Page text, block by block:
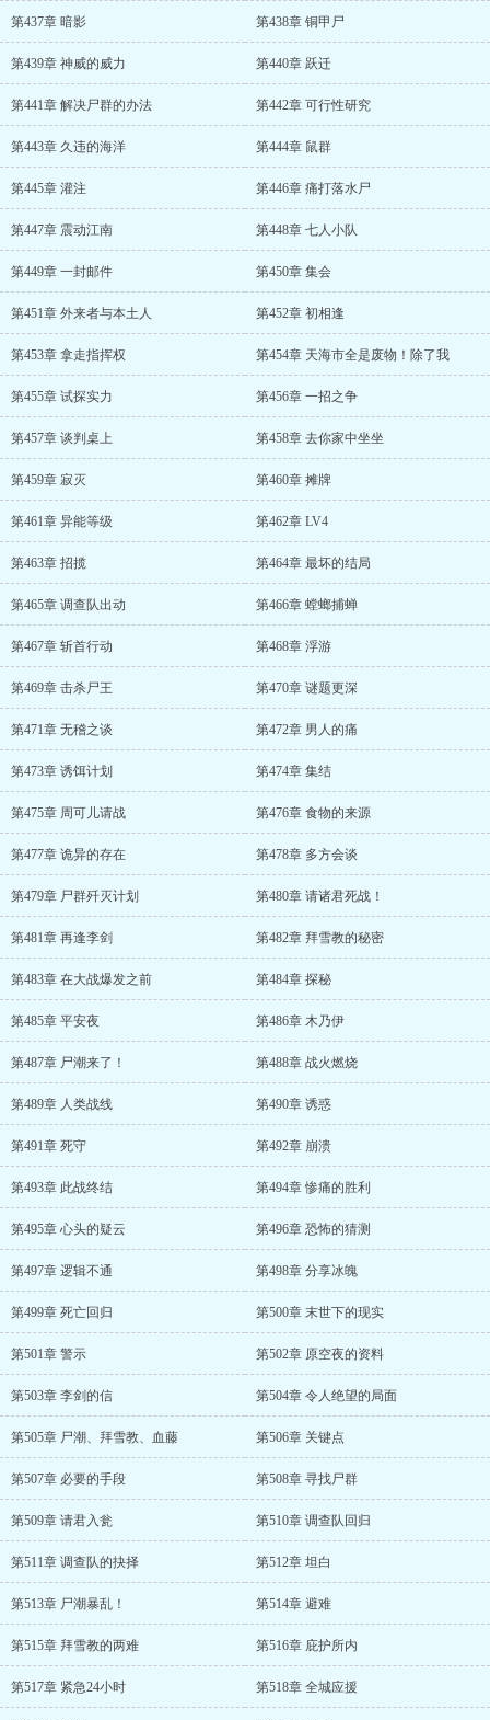
第437章 暗影 第438章 铜甲尸
第439章 神威的威力 第440章 跃迁
第441章 解决尸群的办法 第442章 可行性研究
第443章 久违的海洋 第444章 鼠群
第445章 灌注 第446章 痛打落水尸
第447章 震动江南 第448章 七人小队
第449章 一封邮件 第450章 集会
第451章 外来者与本土人 第452章 初相逢
第453章 拿走指挥权 第454章 天海市全是废物！除了我
第455章 试探实力 第456章 一招之争
第457章 谈判桌上 第458章 去你家中坐坐
第459章 寂灭 第460章 摊牌
第461章 异能等级 第462章 LV4
第463章 招揽 第464章 最坏的结局
第465章 调查队出动 第466章 螳螂捕蝉
第467章 斩首行动 第468章 浮游
第469章 击杀尸王 第470章 谜题更深
第471章 无稽之谈 第472章 男人的痛
第473章 诱饵计划 第474章 集结
第475章 周可儿请战 第476章 食物的来源
第477章 诡异的存在 第478章 多方会谈
第479章 尸群歼灭计划 第480章 请诸君死战！
第481章 再逢李剑 第482章 拜雪教的秘密
第483章 在大战爆发之前 第484章 探秘
第485章 平安夜 第486章 木乃伊
第487章 尸潮来了！ 第488章 战火燃烧
第489章 人类战线 第490章 诱惑
第491章 死守 第492章 崩溃
第493章 此战终结 第494章 惨痛的胜利
第495章 心头的疑云 第496章 恐怖的猜测
第497章 逻辑不通 第498章 分享冰魄
第499章 死亡回归 第500章 末世下的现实
第501章 警示 第502章 原空夜的资料
第503章 李剑的信 第504章 令人绝望的局面
第505章 尸潮、拜雪教、血藤 第506章 关键点
第507章 必要的手段 第508章 寻找尸群
第509章 请君入瓮 第510章 调查队回归
第511章 调查队的抉择 第512章 坦白
第513章 尸潮暴乱！ 第514章 避难
第515章 拜雪教的两难 第516章 庇护所内
第517章 紧急24小时 第518章 全城应援